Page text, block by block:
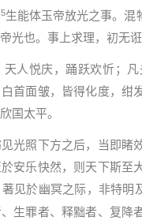
5生能体玉帝放光之事。混
光也。事上求理，初无
人悦庆，踊跃欢忻；
首面皱，皆得化度，
国太平。
见光照下方之后，当即
安乐快然，则天下斯
见於幽冥之际，非特明
生罪者、释黜者、复